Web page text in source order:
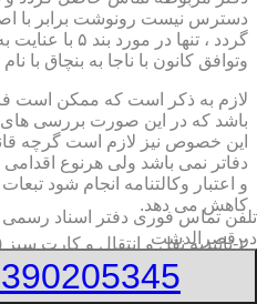
دسترس نیست رونوشت برابر با
گردد ، تنها در
وتوافق کانون با ناجا به بنچاق با
لازم به ذکر است که ممکن است
باشد که در این صورت بررسی
این خصوص نیز لازم است گرچه
دفاتر نمی باشد ولی هرنوع
و اعتبار وکالتنامه انجام شود
کاهش می دهد.
۲-تائیدیه نقل و انتقال و کارت سبز (شناسنامه مالکیت)
برگ تائیدیه نقل و انتقال صادره
تلفن تماس فوری دفتر اسناد
در قصرالدشت